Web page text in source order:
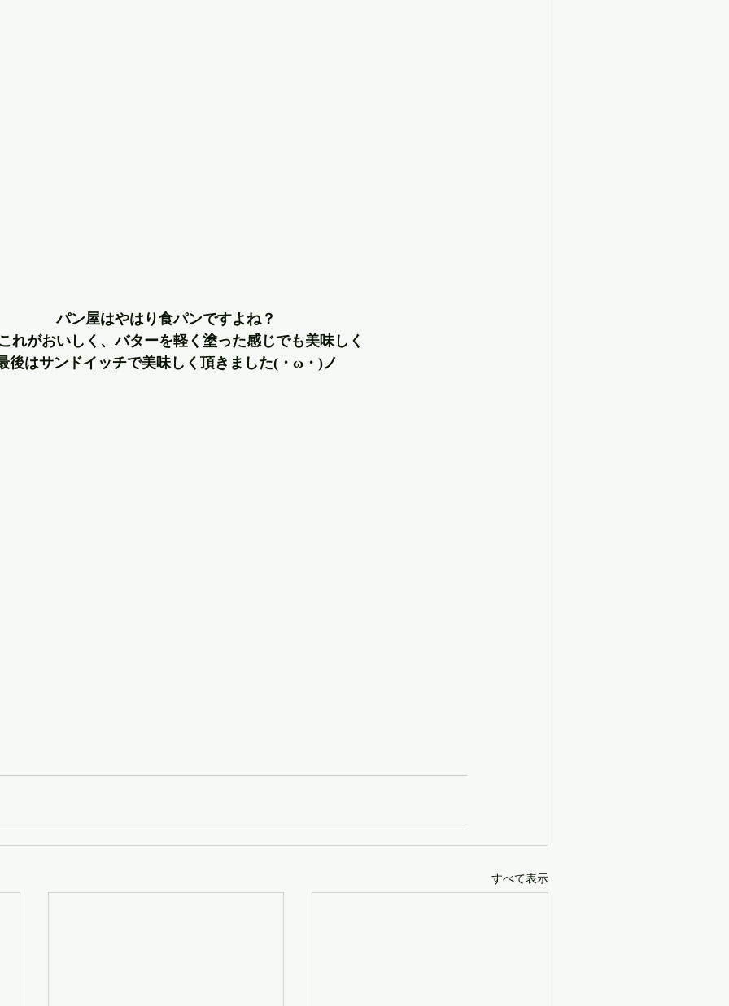
パン屋はやはり食パンですよね？
れがおいしく、バターを軽く塗った感じでも美味しく
後はサンドイッチで美味しく頂きました(・ω・)ノ
すべて表示